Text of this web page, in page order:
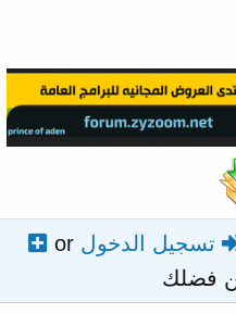
تسجيل الدخول or
فضلك